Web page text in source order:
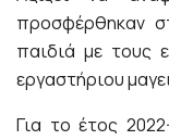
προσφέρθηκαν
παιδιά με τους
εργαστήριου
Για το έτος